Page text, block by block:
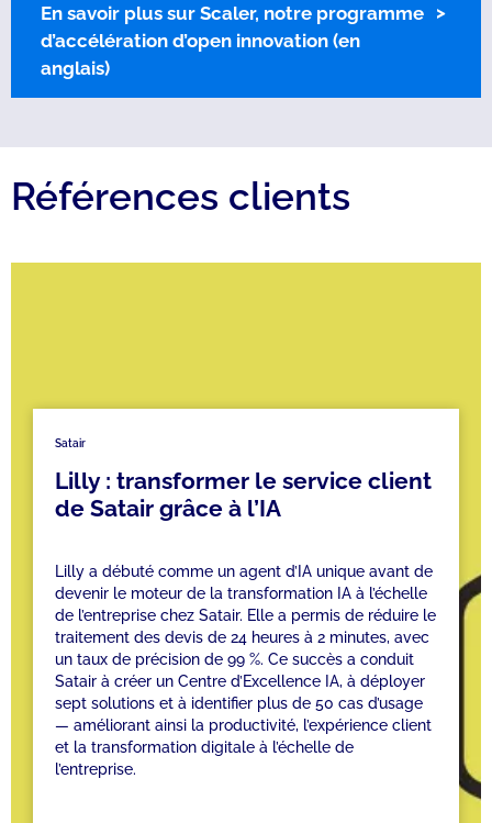
En savoir plus sur Scaler, notre programme
d’accélération d’open innovation (en
anglais)
Références clients
Satair
Lilly : transformer le service client
de Satair grâce à l’IA
Lilly a débuté comme un agent d’IA unique avant de
devenir le moteur de la transformation IA à l’échelle
de l’entreprise chez Satair. Elle a permis de réduire le
traitement des devis de 24 heures à 2 minutes, avec
un taux de précision de 99 %. Ce succès a conduit
Satair à créer un Centre d’Excellence IA, à déployer
sept solutions et à identifier plus de 50 cas d’usage
— améliorant ainsi la productivité, l’expérience client
et la transformation digitale à l’échelle de
l’entreprise.